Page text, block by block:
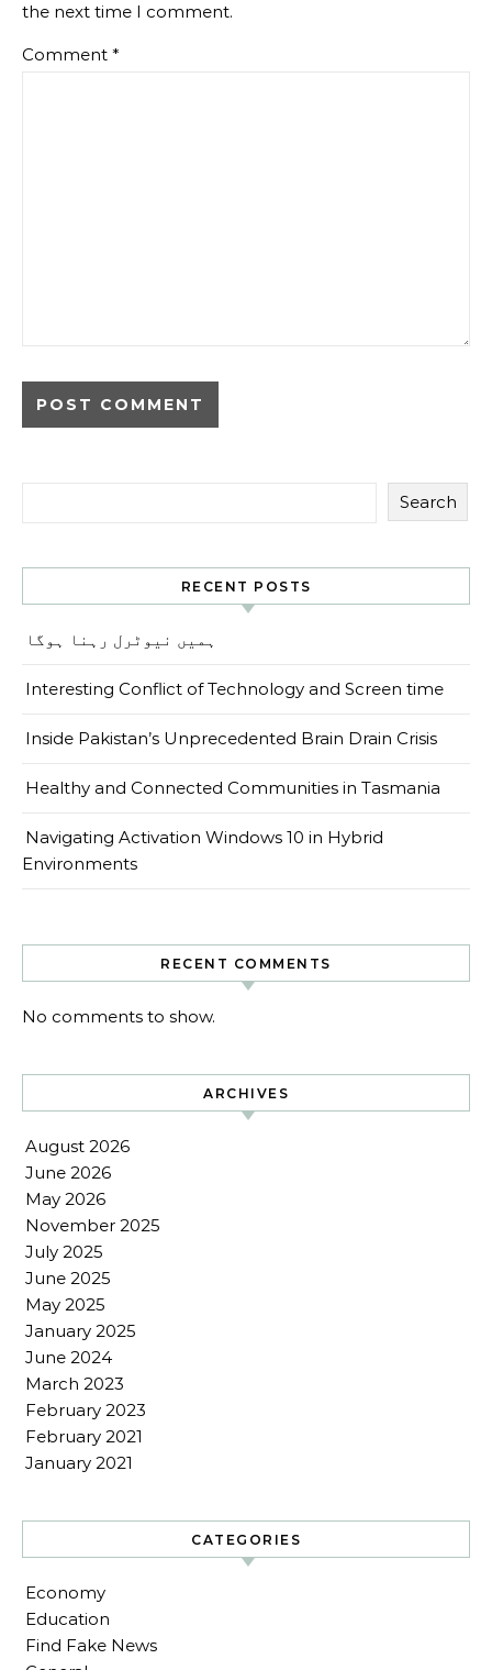
the next time I comment.
Comment *
Search
RECENT POSTS
ہمیں نیوٹرل رہنا ہوگا
Interesting Conflict of Technology and Screen time
Inside Pakistan’s Unprecedented Brain Drain Crisis
Healthy and Connected Communities in Tasmania
Navigating Activation Windows 10 in Hybrid
Environments
RECENT COMMENTS
No comments to show.
ARCHIVES
August 2026
June 2026
May 2026
November 2025
July 2025
June 2025
May 2025
January 2025
June 2024
March 2023
February 2023
February 2021
January 2021
CATEGORIES
Economy
Education
Find Fake News